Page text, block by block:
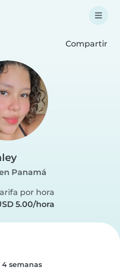
Compartir
Panamá
por hora
5.00/hora
4 semanas